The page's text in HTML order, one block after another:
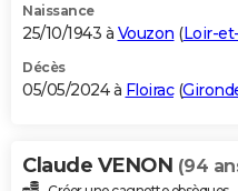
Naissance
25/10/1943 à Vouzon (Loir-
Décès
05/05/2024 à Floirac(
Claude VENON (94